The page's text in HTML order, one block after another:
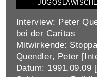
Interview: Peter
bei der Caritas
Mitwirkende:
Quendler, Peter
Datum: 1991.09.09